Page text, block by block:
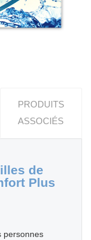
PRODUITS
ASSOCIÉS
de
Plus
personnes